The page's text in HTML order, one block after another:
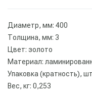
Диаметр, мм: 400
Толщина, мм: 3
Цвет: золото
Материал:
Упаковка (кратность),
Вес, кг: 0,253